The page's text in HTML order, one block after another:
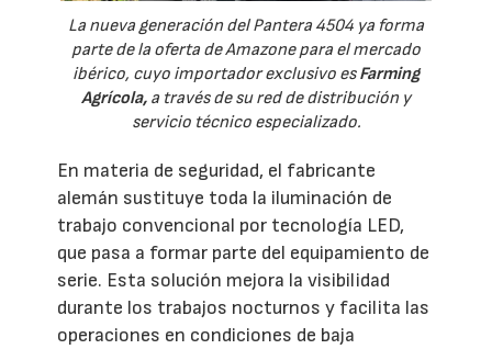
La nueva generación del Pantera 4504 ya forma
parte de la oferta de Amazone para el mercado
ibérico, cuyo importador exclusivo esFarming
Agrícola, a través de su red de distribución y
servicio técnico especializado.
En materia de seguridad, el fabricante
alemán sustituye toda la iluminación de
trabajo convencional por tecnología LED,
que pasa a formar parte del equipamiento de
serie. Esta solución mejora la visibilidad
durante los trabajos nocturnos y facilita las
operaciones en condiciones de baja